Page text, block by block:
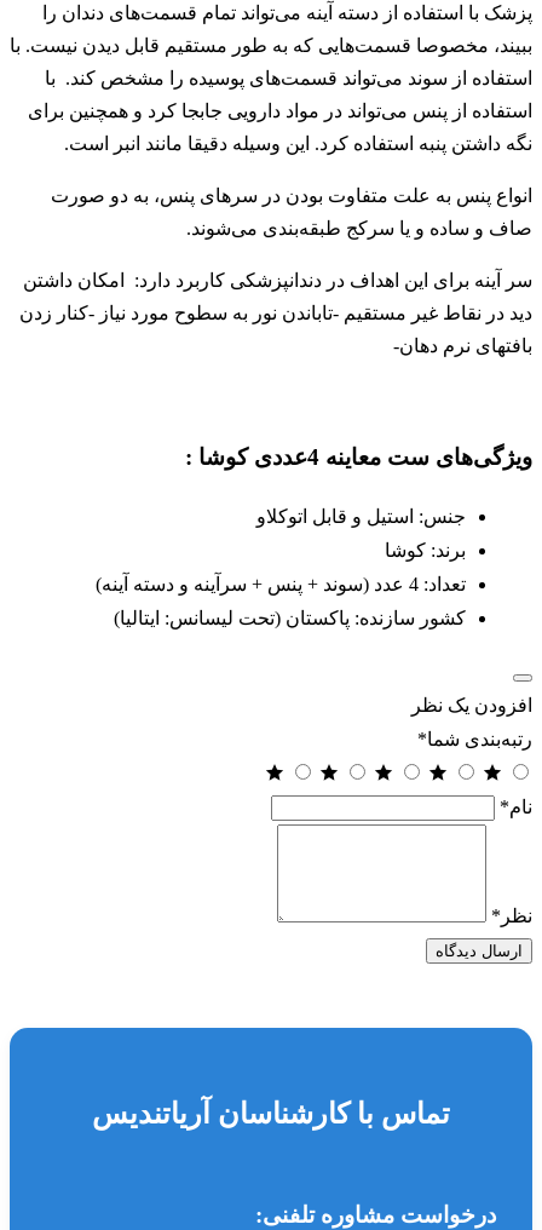
پزشک با استفاده از دسته آینه می‌تواند تمام قسمت‌های دندان را
ببیند، مخصوصا قسمت‌هایی که به طور مستقیم قابل دیدن نیست. با
استفاده از سوند می‌تواند قسمت‌های پوسیده را مشخص کند. با
استفاده از پنس می‌تواند در مواد دارویی جابجا کرد و همچنین برای
نگه داشتن پنبه استفاده کرد. این وسیله دقیقا مانند انبر است.
انواع پنس به علت متفاوت بودن در سر‌های پنس، به دو صورت
صاف و ساده و یا سرکج طبقه‌بندی می‌شوند.
سر آینه برای این اهداف در دندانپزشکی کاربرد دارد: امکان داشتن
دید در نقاط غیر مستقیم -تاباندن نور به سطوح مورد نیاز -کنار زدن
بافتهای نرم دهان-
ویژگی‌های ست معاینه 4عددی کوشا :
جنس: استیل و قابل اتوکلاو
برند: کوشا
تعداد: 4 عدد (سوند + پنس + سرآینه و دسته آینه)
کشور سازنده: پاکستان (تحت لیسانس: ایتالیا)
افزودن یک نظر
رتبه‌بندی شما*
نام*
نظر *
ارسال دیدگاه
تماس با کارشناسان آریاتندیس
درخواست مشاوره تلفنی: